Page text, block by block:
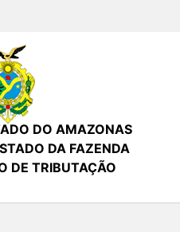
DO AMAZONAS
DA FAZENDA
DE TRIBUTAÇÃO